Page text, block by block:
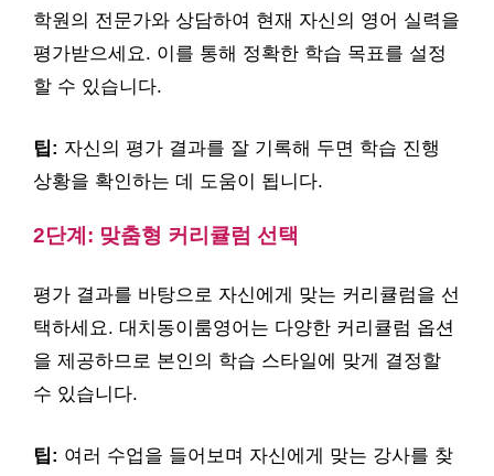
학원의 전문가와 상담하여 현재 자신의 영어 실력을
평가받으세요. 이를 통해 정확한 학습 목표를 설정
할 수 있습니다.
팁: 자신의 평가 결과를 잘 기록해 두면 학습 진행
상황을 확인하는 데 도움이 됩니다.
2단계: 맞춤형 커리큘럼 선택
평가 결과를 바탕으로 자신에게 맞는 커리큘럼을 선
택하세요. 대치동이룸영어는 다양한 커리큘럼 옵션
을 제공하므로 본인의 학습 스타일에 맞게 결정할
수 있습니다.
팁: 여러 수업을 들어보며 자신에게 맞는 강사를 찾